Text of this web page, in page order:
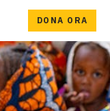
DONA ORA